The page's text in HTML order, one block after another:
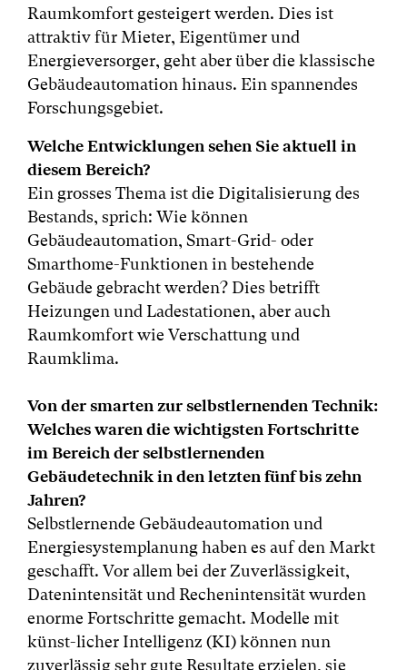
Raumkomfort gesteigert werden. Dies ist
attraktiv für Mieter, Eigentümer und
Energieversorger, geht aber über die klassische
Gebäudeautomation hinaus. Ein spannendes
Forschungsgebiet.
Welche Entwicklungen sehen Sie aktuell in
diesem Bereich?
Ein grosses Thema ist die Digitalisierung des
Bestands, sprich: Wie können
Gebäudeautomation, Smart-Grid- oder
Smarthome-Funktionen in bestehende
Gebäude gebracht werden? Dies betrifft
Heizungen und Ladestationen, aber auch
Raumkomfort wie Verschattung und
Raumklima.
Von der smarten zur selbstlernenden Technik:
Welches waren die wichtigsten Fortschritte
im Bereich der selbstlernenden
Gebäudetechnik in den letzten fünf bis zehn
Jahren?
Selbstlernende Gebäudeautomation und
Energiesystemplanung haben es auf den Markt
geschafft. Vor allem bei der Zuverlässigkeit,
Datenintensität und Rechenintensität wurden
enorme Fortschritte gemacht. Modelle mit
künst-licher Intelligenz (KI) können nun
zuverlässig sehr gute Resultate erzielen, sie